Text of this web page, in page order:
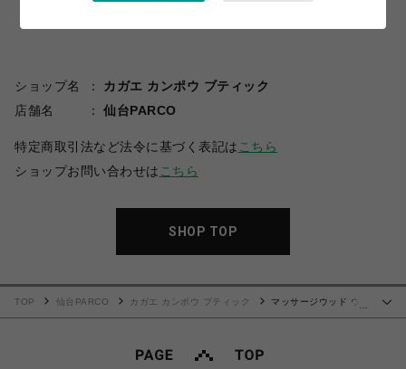
ショップ名
カガエ カンポウ ブティック
店舗名
仙台PARCO
特定商取引法など法令に基づく表記は こちら
ショップお問い合わせは こちら
SHOP TOP
…
TOP 仙台PARCO カガエ カンポウ ブティック
マッサージウッド ウォ